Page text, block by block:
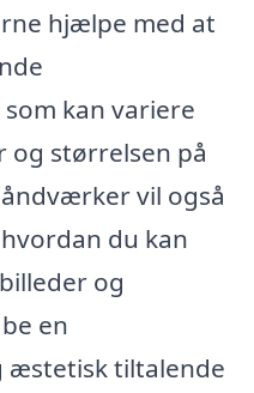
hjælpe med at
kan variere
størrelsen på
vil også
du kan
og
en
æstetisk tiltalende